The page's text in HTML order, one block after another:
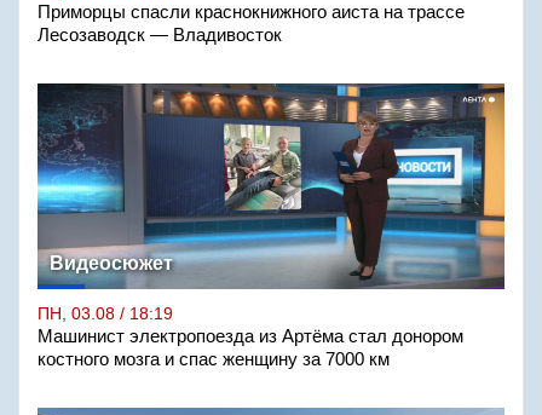
Приморцы спасли краснокнижного аиста на трассе
Лесозаводск — Владивосток
Видеосюжет
ПН, 03.08 / 18:19
Машинист электропоезда из Артёма стал донором
костного мозга и спас женщину за 7000 км